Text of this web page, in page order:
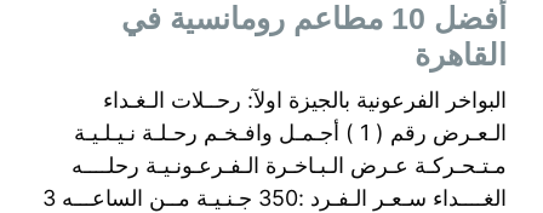
أفضل 10 مطاعم رومانسية في
القاهرة
البواخر الفرعونية بالجيزة اولآ: رحــلات الـغـداء
الـعـرض رقم ( 1 ) أجـمـل وافـخـم رحـلـة نـيـلـيـة
مـتـحـركـة عـرض الـبـاخـرة الـفـرعـونـيـة رحلــــه
الغــــداء سـعـر الـفـرد :350 جـنـيـة مــن الساعـــه 3